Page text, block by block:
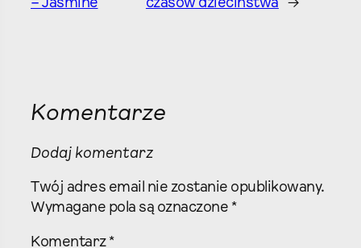
– Jasmine czasów dzieciństwa →
Komentarze
Dodaj komentarz
Twój adres email nie zostanie opublikowany.
Wymagane pola są oznaczone *
Komentarz *